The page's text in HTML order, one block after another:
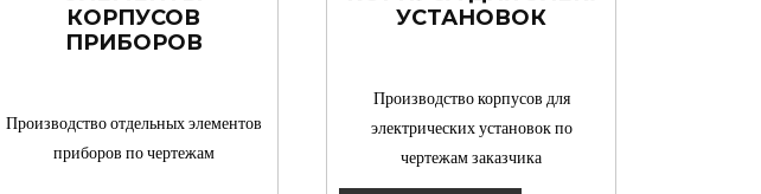
КОРПУСОВ
ПРИБОРОВ
Производство отдельных элементов
приборов по чертежам
УСТАНОВОК
Производство корпусов для
электрических установок по
чертежам заказчика